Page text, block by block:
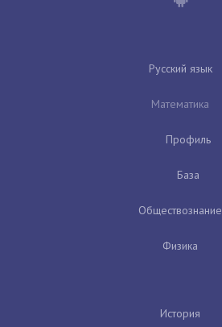
Русский язык
Математика
Профиль
База
Обществознание
Физика
История